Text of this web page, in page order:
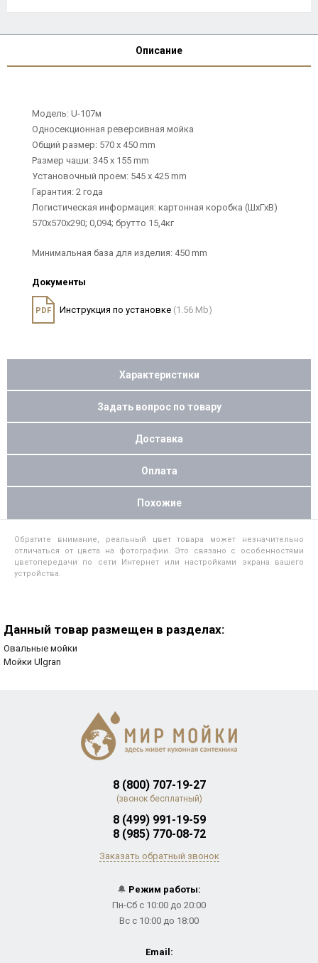
Описание
Модель: U-107м
Односекционная реверсивная мойка
Общий размер: 570 х 450 mm
Размер чаши: 345 х 155 mm
Установочный проем: 545 х 425 mm
Гарантия: 2 года
Логистическая информация: картонная коробка (ШхГхВ)
570х570х290; 0,094; брутто 15,4кг
Минимальная база для изделия: 450 mm
Документы
PDF Инструкция по установке (1.56 Mb)
Характеристики
Задать вопрос по товару
Доставка
Оплата
Похожие
Обратите внимание, реальный цвет товара может незначительно
отличаться от цвета на фотографии. Это связано с особенностями
цветопередачи по сети Интернет или настройками экрана вашего
устройства.
Данный товар размещен в разделах:
Овальные мойки
Мойки Ulgran
8 (800) 707-19-27
(звонок бесплатный)
8 (499) 991-19-59
8 (985) 770-08-72
Заказать обратный звонок
🔔 Режим работы:
Пн-Сб с 10:00 до 20:00
Вс с 10:00 до 18:00
Email: